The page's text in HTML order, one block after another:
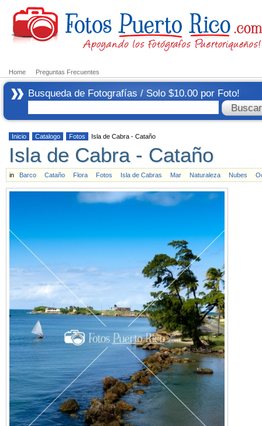
Home Preguntas Frecuentes
Busqueda de Fotografías / Solo $10.00 por Foto!
Inicio Catalogo Fotos Isla de Cabra - Cataño
Isla de Cabra - Cataño
in Barco Cataño Flora Fotos Isla de Cabras Mar Naturaleza Nubes